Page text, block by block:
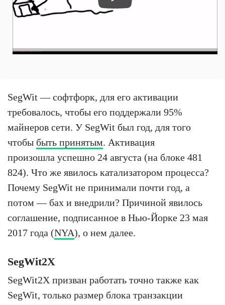
SegWit — софтфорк, для его активации
требовалось, чтобы его поддержали 95%
майнеров сети. У SegWit был год, для того
чтобы быть принятым. Активация
произошла успешно 24 августа (на блоке 481
824). Что же явилось катализатором процесса?
Почему SegWit не принимали почти год, а
потом — бах и внедрили? Причиной явилось
соглашение, подписанное в Нью-Йорке 23 мая
2017 года (NYA), о нем далее.
SegWit2X
SegWit2X призван работать точно также как
SegWit, только размер блока транзакции